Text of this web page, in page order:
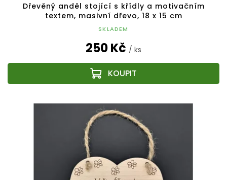
Dřevěný anděl stojící s křídly a motivačním
textem, masivní dřevo, 18 x 15 cm
SKLADEM
250 Kč / ks